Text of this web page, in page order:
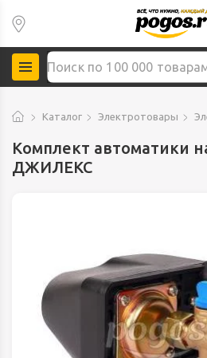
Каталог Электротовары
Комплект автоматики
ДЖИЛЕКС